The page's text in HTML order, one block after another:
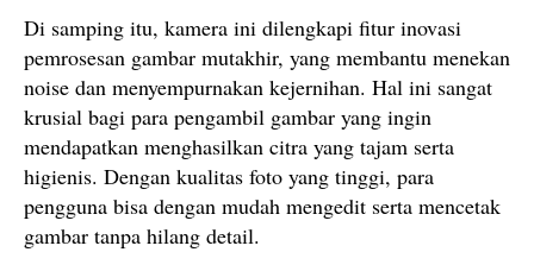
Di samping itu, kamera ini dilengkapi fitur inovasi
pemrosesan gambar mutakhir, yang membantu menekan
noise dan menyempurnakan kejernihan. Hal ini sangat
krusial bagi para pengambil gambar yang ingin
mendapatkan menghasilkan citra yang tajam serta
higienis. Dengan kualitas foto yang tinggi, para
pengguna bisa dengan mudah mengedit serta mencetak
gambar tanpa hilang detail.